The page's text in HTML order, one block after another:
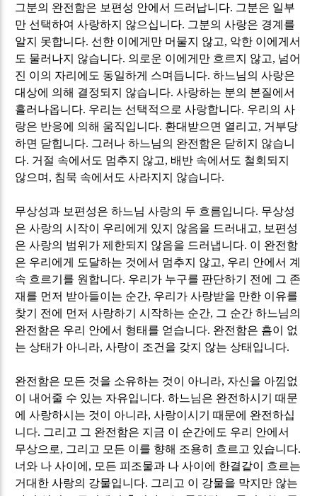
그분의 완전함은 보편성 안에서 드러납니다. 그분은 일부
만 선택하여 사랑하지 않으십니다. 그분의 사랑은 경계를
알지 못합니다. 선한 이에게만 머물지 않고, 악한 이에게서
도 물러나지 않습니다. 의로운 이에게만 흐르지 않고, 넘어
진 이의 자리에도 동일하게 스며듭니다.하느님의 사랑은
대상에 의해 결정되지 않습니다.사랑하는 분의 본질에서
흘러나옵니다. 우리는 선택적으로 사랑합니다. 우리의 사
랑은 반응에 의해 움직입니다. 환대받으면 열리고, 거부당
하면 닫힙니다. 그러나 하느님의 완전함은 닫히지 않습니
다. 거절 속에서도 멈추지 않고, 배반 속에서도 철회되지
않으며 , 침묵 속에서도 사라지지 않습니다.
무상성과 보편성은 하느님 사랑의 두 흐름입니다. 무상성
은 사랑의 시작이 우리에게 있지 않음을 드러내고, 보편성
은 사랑의 범위가 제한되지 않음을 드러냅니다. 이 완전함
은 우리에게 도달하는 것에서 멈추지 않고, 우리 안에서 계
속 흐르기를 원합니다. 우리가 누구를 판단하기 전에 그 존
재를 먼저 받아들이는 순간, 우리가 사랑받을 만한 이유를
찾기 전에 먼저 사랑하기 시작하는 순간, 그 순간 하느님의
완전함은 우리 안에서 형태를 얻습니다. 완전함은 흠이 없
는 상태가 아니라,사랑이 조건을 갖지 않는 상태입니다.
완전함은 모든 것을 소유하는 것이 아니라, 자신을 아낌없
이 내어줄 수 있는 자유입니다.하느님은 완전하시기 때문
에 사랑하시는 것이 아니라,사랑이시기 때문에 완전하십
니다. 그리고 그 완전함은 지금 이 순간에도 우리 안에서
무상으로, 그리고 모든 이를 향해 조용히 흐르고 있습니다.
너와 나 사이에 , 모든 피조물과 나 사이에 한결같이 흐르는
거대한 사랑의 강물입니다. 그리고 이 강물을 막지만 않는